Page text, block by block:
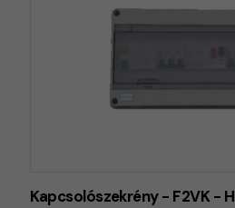
Kapcsolószekrény - F2VK - H